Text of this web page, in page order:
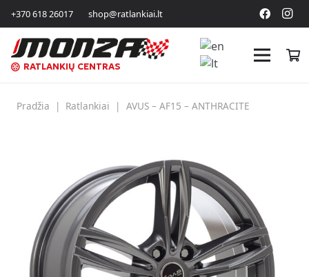
+370 618 26017 shop@ratlankiai.lt
RATLANKIŲ CENTRAS
Pradžia | Ratlankiai | AVUS – AF15 – ANTHRACITE